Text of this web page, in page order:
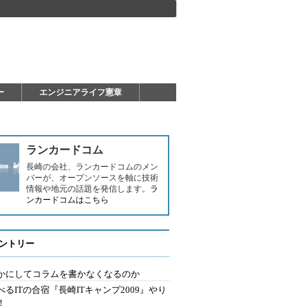
エンジニアライフ憲章
ランカードコム
長崎の会社、ランカードコムのメン
バーが、オープンソースを軸に技術
情報や地元の話題を発信します。 ラ
ンカードコムはこちら
トリー
にしてコラムを書かなくなるのか
るITの合宿『長崎ITキャンプ2009』やり